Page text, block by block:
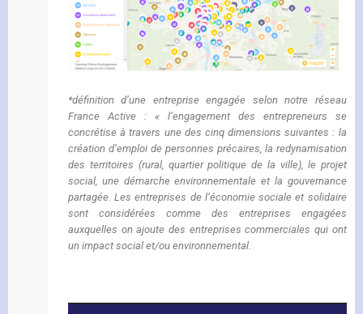
*définition d’une entreprise engagée selon notre réseau
France Active : « l’engagement des entrepreneurs se
concrétise à travers une des cinq dimensions suivantes : la
création d’emploi de personnes précaires, la redynamisation
des territoires (rural, quartier politique de la ville), le projet
social, une démarche environnementale et la gouvernance
partagée. Les entreprises de l’économie sociale et solidaire
sont considérées comme des entreprises engagées
auxquelles on ajoute des entreprises commerciales qui ont
un impact social et/ou environnemental.